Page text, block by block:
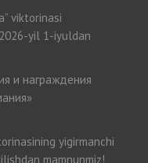
viktorinasi
yil 1-iyuldan
и награждения
yigirmanchi
mamnunmiz!